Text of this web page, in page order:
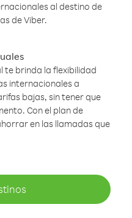
al destino de
de Viber.
te brinda la flexibilidad
internacionales a
bajas, sin tener que
Con el plan de
en las llamadas que